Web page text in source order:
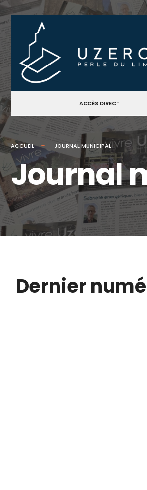
ACCÈS DIRECT
ACCUEIL JOURNAL MUNICIPAL
Journal
Dernier